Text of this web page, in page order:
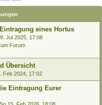
eines Hortus
Jul 2025, 17:08
Forum
Übersicht
Feb 2024, 17:02
Eintragung Eurer